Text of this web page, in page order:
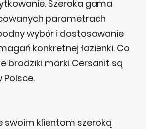
Szeroka gama
parametrach
wybór i dostosowanie
konkretnej łazienki. Co
brodziki marki Cersanit są
Polsce.
swoim klientom szeroką